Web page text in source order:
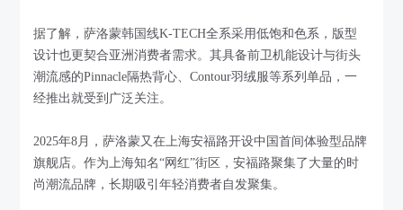
据了解，萨洛蒙韩国线K-TECH全系采用低饱和色系，版型
设计也更契合亚洲消费者需求。其具备前卫机能设计与街头
潮流感的Pinnacle隔热背心、Contour羽绒服等系列单品，一
经推出就受到广泛关注。
2025年8月，萨洛蒙又在上海安福路开设中国首间体验型品牌
旗舰店。作为上海知名“网红”街区，安福路聚集了大量的时
尚潮流品牌，长期吸引年轻消费者自发聚集。